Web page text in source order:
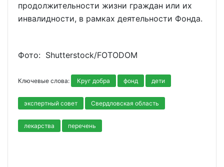
продолжительности жизни граждан или их
инвалидности, в рамках деятельности Фонда.
Фото: Shutterstoсk/FOTODOM
Ключевые слова: Круг добра фонд дети
экспертный совет Свердловская область
лекарства перечень